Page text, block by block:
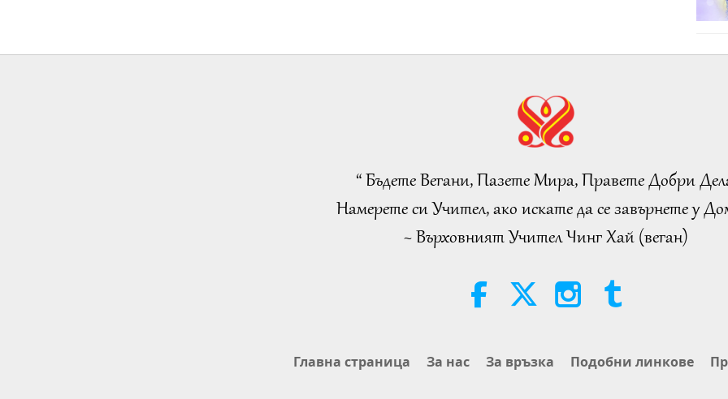
“ Бъдете Вегани, Пазете Мира, Правете Добри
Намерете си Учител, ако искате да се завърнете у
~ Върховният Учител Чинг Хай (веган)
Главна страница За нас За връзка Подобни линкове